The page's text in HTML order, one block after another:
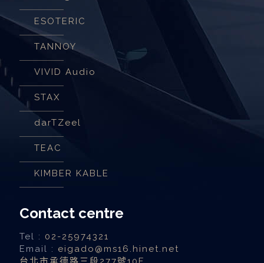
ESOTERIC
TANNOY
VIVID Audio
STAX
darTZeel
TEAC
KIMBER KABLE
Contact centre
Tel : 02-25974321
Email : eigado@ms16.hinet.net